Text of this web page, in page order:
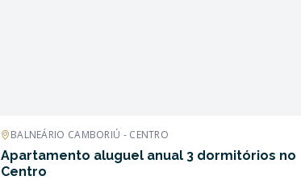
BALNEÁRIO CAMBORIÚ - CENTRO
Apartamento aluguel anual 3 dormitórios no
Centro